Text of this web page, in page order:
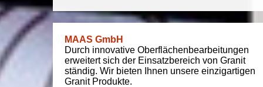
MAAS GmbH
Durch innovative Oberflächenbearbeitungen
erweitert sich der Einsatzbereich von Granit
ständig. Wir bieten Ihnen unsere einzigartigen
Granit Produkte.